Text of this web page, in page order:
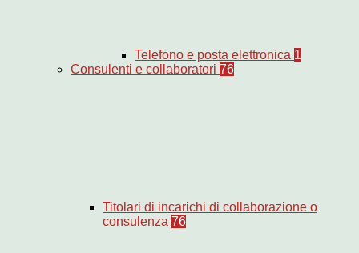
Telefono e posta elettronica 1
Consulenti e collaboratori 76
Titolari di incarichi di collaborazione o
consulenza 76